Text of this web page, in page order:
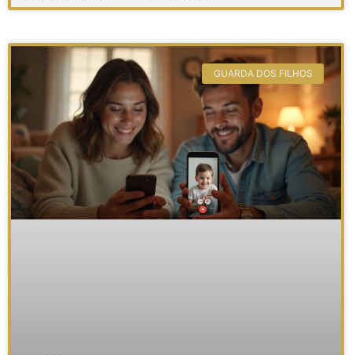
GUARDA DOS FILHOS